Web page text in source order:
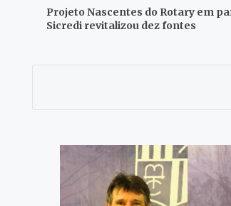
Projeto Nascentes do Rotary em
Sicredi revitalizou dez fontes